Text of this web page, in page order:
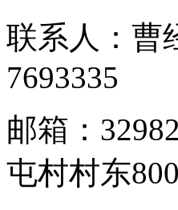
联系人：曹
7693335
邮箱：
屯村村东